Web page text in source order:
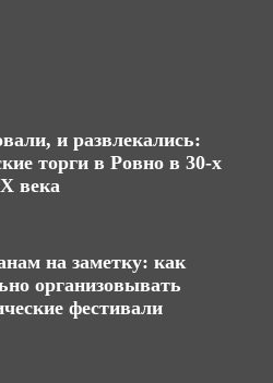
и развлекались:
торги в Ровно в 30-х
века
на заметку: как
организовывать
фестивали